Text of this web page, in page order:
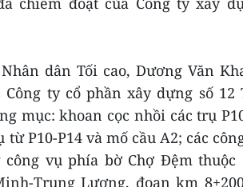
dân Tối cao, Dương Văn
ty cổ phần xây dựng số 12
mục: khoan cọc nhồi các trụ
P10-P14 và mố cầu A2; các
vụ phía bờ Chợ Đệm thuộc
Trung Lương, đoạn km